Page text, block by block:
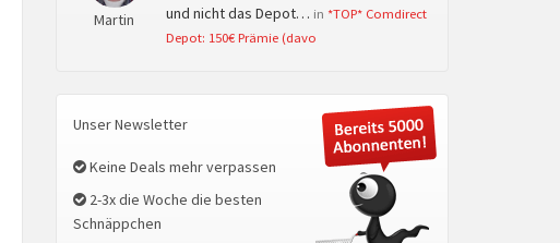
Martin
und nicht das Depot… in *TOP* Comdirect
Depot: 150€ Prämie (davo
Unser Newsletter
Keine Deals mehr verpassen
2-3x die Woche die besten
Schnäppchen